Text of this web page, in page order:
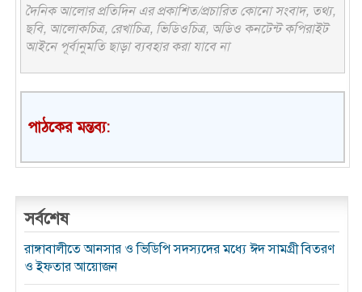
দৈনিক আলোর প্রতিদিন এর প্রকাশিত/প্রচারিত কোনো সংবাদ, তথ্য,
ছবি, আলোকচিত্র, রেখাচিত্র, ভিডিওচিত্র, অডিও কনটেন্ট কপিরাইট
আইনে পূর্বানুমতি ছাড়া ব্যবহার করা যাবে না
পাঠকের মন্তব্য:
সর্বশেষ
রাঙ্গাবালীতে আনসার ও ভিডিপি সদস্যদের মধ্যে ঈদ সামগ্রী বিতরণ
ও ইফতার আয়োজন